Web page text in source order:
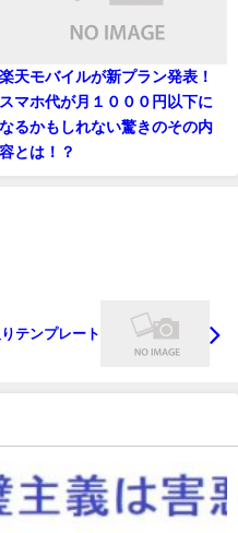
楽天モバイルが新プラン発表！
スマホ代が月１０００円以下に
なるかもしれない驚きのその内
容とは！？
テンプレート